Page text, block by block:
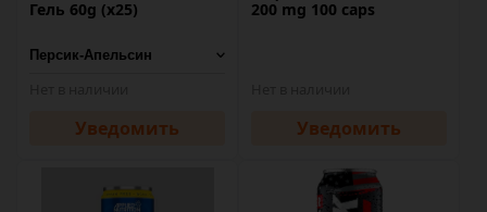
Гель 60g (х25)
Уведомить
200 mg 100 caps
Уведомить